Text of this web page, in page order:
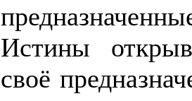
Истины
своё